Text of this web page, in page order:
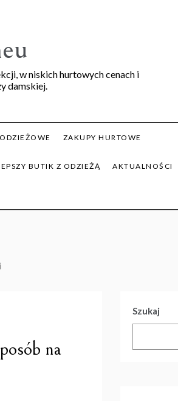
w niskich hurtowych cenach i
damskiej.
ZAKUPY HURTOWE
BUTIK Z ODZIEŻĄ AKTUALNOŚCI
na
Szukaj